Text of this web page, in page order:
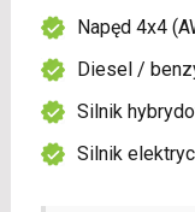
Napęd 4x4
Diesel /
Silnik
Silnik